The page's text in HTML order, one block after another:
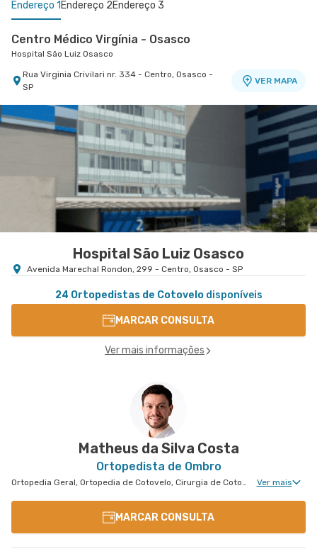
Endereço 1 Endereço 2Endereço 3
Centro Médico Virgínia - Osasco
Hospital São Luiz Osasco
Rua Virginia Crivilari nr. 334 - Centro, Osasco -
SP
VER MAPA
Policlínica Taboão da Serra
Policlínica Taboão
Rua Cezario Dau nr. 156 - Jardim Maria Rosa,
Taboao da Serra - SP
VER MAPA
Centro Médico São Luiz Morumbi - Unidade Oscar
Americano
Hospital São Luiz Morumbi
Rua Engenheiro Oscar Americano nr. 1010 -
Morumbi, Sao Paulo - SP
VER MAPA
Hospital São Luiz Osasco
Avenida Marechal Rondon, 299 - Centro, Osasco - SP
24 Ortopedistas de Cotovelodisponíveis
MARCAR CONSULTA
Ver mais informações
Matheus da Silva Costa
Ortopedista de Ombro
Ortopedia Geral, Ortopedia de Cotovelo, Cirurgia de Cotovelo, Cirurgia de Ombro Ver mais
MARCAR CONSULTA